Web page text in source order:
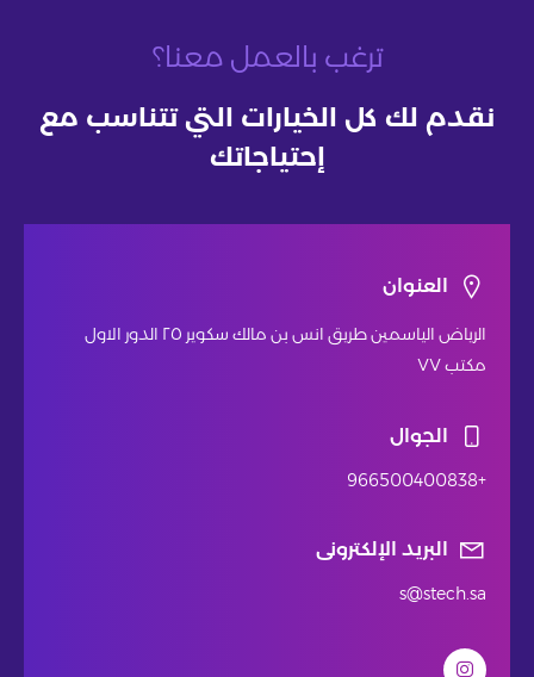
ترغب بالعمل معنا؟
نقدم لك كل الخيارات التي تتناسب مع
إحتياجاتك
العنوان
الرياض الياسمين طريق انس بن مالك سكوير ٢٥ الدور الاول
مكتب ٧٧
الجوال
+966500400838
البريد الإلكترونى
s@stech.sa